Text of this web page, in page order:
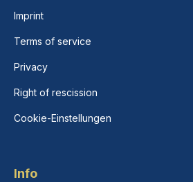
Imprint
Terms of service
Privacy
Right of rescission
Cookie-Einstellungen
Info